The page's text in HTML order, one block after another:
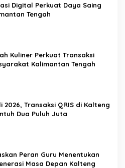
Digital Perkuat Daya Saing
Tengah
Kuliner Perkuat Transaksi
Kalimantan Tengah
2026, Transaksi QRIS di Kalteng
Dua Puluh Juta
Peran Guru Menentukan
Masa Depan Kalteng